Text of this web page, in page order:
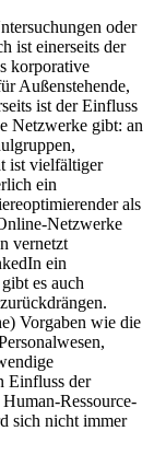
oder
ist einerseits der
korporative
Außenstehende,
ist der Einfluss
Netzwerke gibt: an
ist vielfältiger
ein
als
Netzwerke
vernetzt
ein
es auch
Vorgaben wie die
Einfluss der
Ressource-
sich nicht immer